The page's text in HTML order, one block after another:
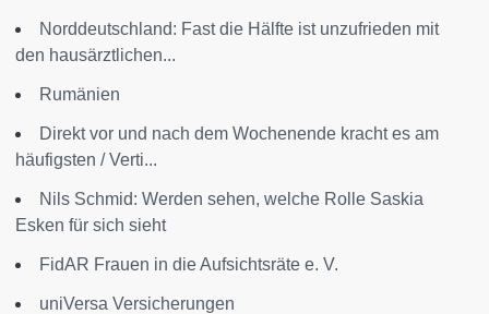
Norddeutschland: Fast die Hälfte ist unzufrieden mit
den hausärztlichen...
Rumänien
Direkt vor und nach dem Wochenende kracht es am
häufigsten / Verti...
Nils Schmid: Werden sehen, welche Rolle Saskia
Esken für sich sieht
FidAR Frauen in die Aufsichtsräte e. V.
uniVersa Versicherungen